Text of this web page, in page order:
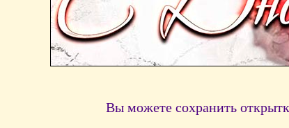
Вы можете сохранить